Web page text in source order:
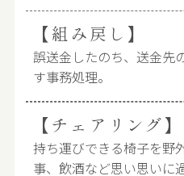
【組み戻し】
誤送金したのち、送金先
す事務処理。
【チェアリング】
持ち運びできる椅子を野
事、飲酒など思い思いに